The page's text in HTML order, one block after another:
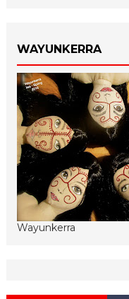
WAYUNKERRA
Wayunkerra